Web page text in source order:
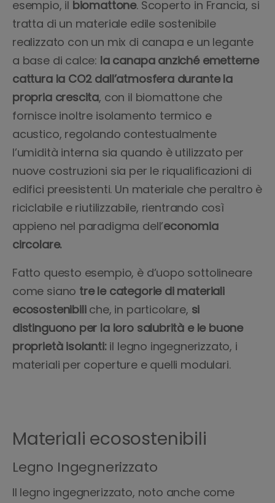
esempio, il biomattone. Scoperto in Francia, si
tratta di un materiale edile sostenibile
realizzato con un mix di canapa e un legante
a base di calce: la canapa anziché emetterne
cattura la CO2 dall’atmosfera durante la
propria crescita, con il biomattone che
fornisce inoltre isolamento termico e
acustico, regolando contestualmente
l’umidità interna sia quando è utilizzato per
nuove costruzioni sia per le riqualificazioni di
edifici preesistenti. Un materiale che peraltro è
riciclabile e riutilizzabile, rientrando così
appieno nel paradigma dell’economia
circolare.
Fatto questo esempio, è d’uopo sottolineare
come siano tre le categorie di materiali
ecosostenibili che, in particolare, si
distinguono per la loro salubrità e le buone
proprietà isolanti:il legno ingegnerizzato, i
materiali per coperture e quelli modulari.
Materiali ecosostenibili
Legno Ingegnerizzato
Il legno ingegnerizzato, noto anche come